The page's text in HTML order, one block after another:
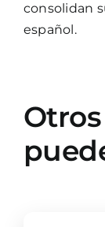
consolidan
español.